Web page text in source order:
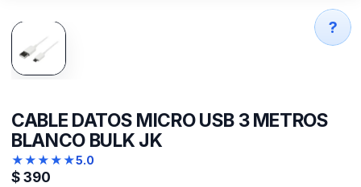
CABLE DATOS MICRO USB 3 METROS
BLANCO BULK JK
★★★★★5.0
$390
?